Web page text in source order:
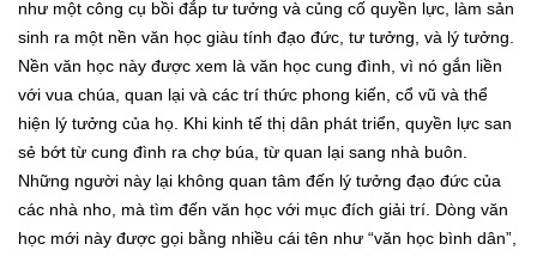
như một công cụ bồi đắp tư tưởng và củng cố quyền lực, làm sản
sinh ra một nền văn học giàu tính đạo đức, tư tưởng, và lý tưởng.
Nền văn học này được xem là văn học cung đình, vì nó gắn liền
với vua chúa, quan lại và các trí thức phong kiến, cổ vũ và thể
hiện lý tưởng của họ. Khi kinh tế thị dân phát triển, quyền lực san
sẻ bớt từ cung đình ra chợ búa, từ quan lại sang nhà buôn.
Những người này lại không quan tâm đến lý tưởng đạo đức của
các nhà nho, mà tìm đến văn học với mục đích giải trí. Dòng văn
học mới này được gọi bằng nhiều cái tên như “văn học bình dân”,